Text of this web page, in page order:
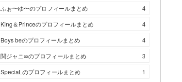
ふぉ〜ゆ〜のプロフィールまとめ
4
King＆Princeのプロフィールまとめ
4
Boys beのプロフィールまとめ
4
関ジャニ∞のプロフィールまとめ
3
SpeciaLのプロフィールまとめ
1